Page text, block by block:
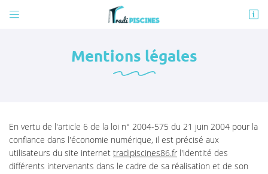
 
9000 avenue du bois weber
05 49 20 58 90Mentions légales
En vertu de l'article 6 de la loi n° 2004-575 du 21 juin 2004 pour la
confiance dans l'économie numérique, il est précisé aux
utilisateurs du site internet tradipiscines86.fr l'identité des
différents intervenants dans le cadre de sa réalisation et de son